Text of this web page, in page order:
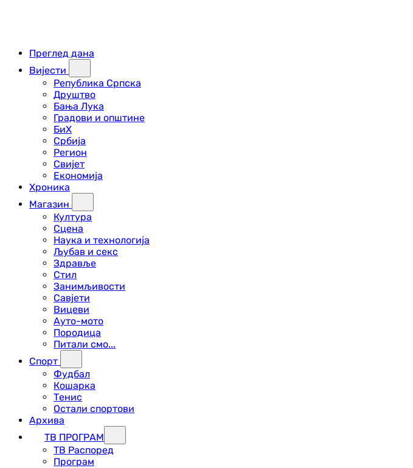
Преглед дана
Вијести
Република Српска
Друштво
Бања Лука
Градови и општине
БиХ
Србија
Регион
Свијет
Економија
Хроника
Магазин
Култура
Сцена
Наука и технологија
Љубав и секс
Здравље
Стил
Занимљивости
Савјети
Вицеви
Ауто-мото
Породица
Питали смо...
Спорт
Фудбал
Кошарка
Тенис
Остали спортови
Архива
ТВ ПРОГРАМ
ТВ Распоред
Програм